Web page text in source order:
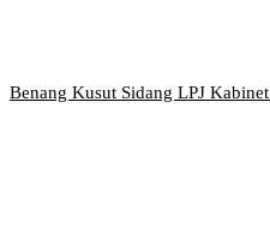
Benang Kusut Sidang LPJ